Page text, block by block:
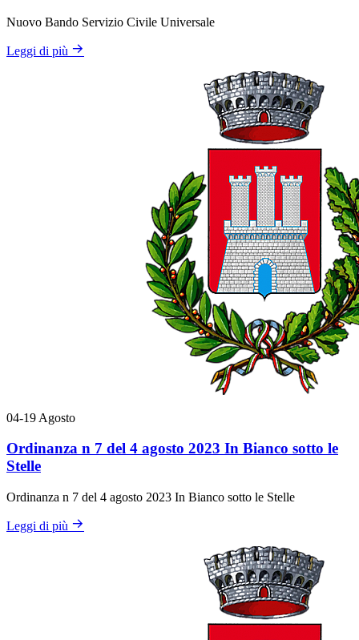
Nuovo Bando Servizio Civile Universale
Leggi di più
04-19 Agosto
Ordinanza n 7 del 4 agosto 2023 In Bianco sotto le
Stelle
Ordinanza n 7 del 4 agosto 2023 In Bianco sotto le Stelle
Leggi di più